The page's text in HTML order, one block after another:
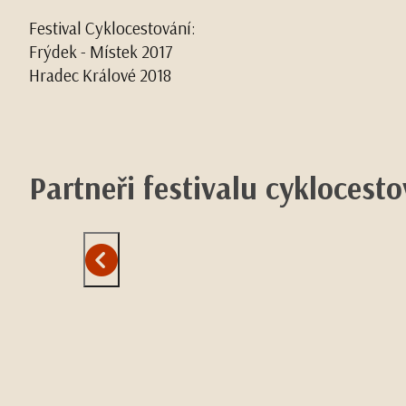
Festival Cyklocestování:
Frýdek - Místek 2017
Hradec Králové 2018
Partneři festivalu